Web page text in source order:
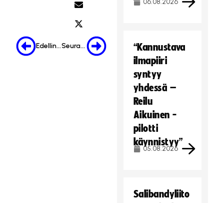
Edellinen Seuraava
06.08.2026
“Kannustava
ilmapiiri
syntyy
yhdessä –
Reilu
Aikuinen -
pilotti
käynnistyy”
05.08.2026
Salibandyliito